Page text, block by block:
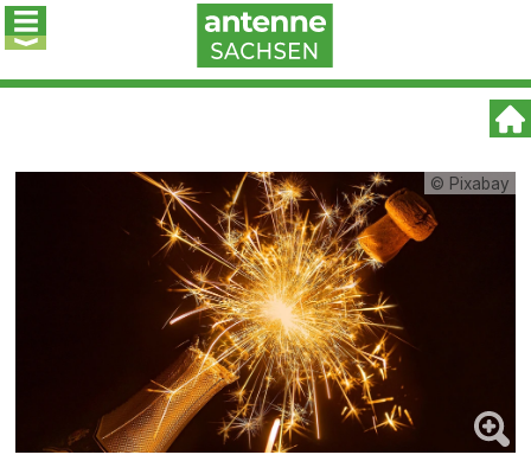
© Pixabay